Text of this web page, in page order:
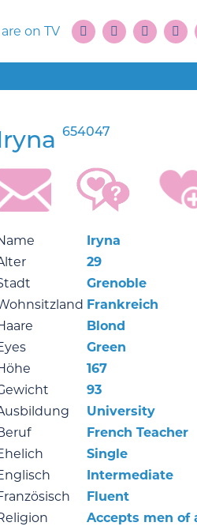
on TV
654047
Iryna
29
Grenoble
Frankreich
Blond
Green
167
93
University
French Teacher
Single
Intermediate
Fluent
Accepts men of